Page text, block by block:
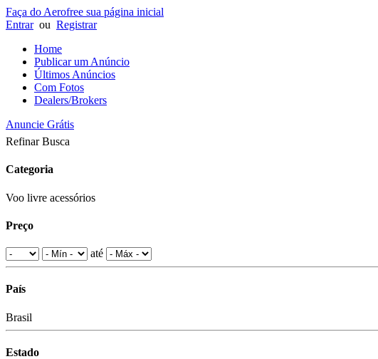
Faça do Aerofree sua página inicial
Entrarou Registrar
Home
Publicar um Anúncio
Últimos Anúncios
Com Fotos
Dealers/Brokers
Anuncie Grátis
Refinar Busca
Categoria
Voo livre acessórios
Preço
até
País
Brasil
Estado